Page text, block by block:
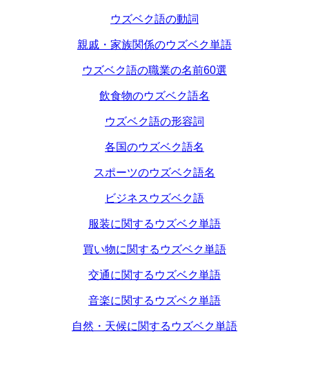
ウズベク語の動詞
親戚・家族関係のウズベク単語
ウズベク語の職業の名前60選
飲食物のウズベク語名
ウズベク語の形容詞
各国のウズベク語名
スポーツのウズベク語名
ビジネスウズベク語
服装に関するウズベク単語
買い物に関するウズベク単語
交通に関するウズベク単語
音楽に関するウズベク単語
自然・天候に関するウズベク単語